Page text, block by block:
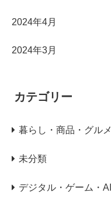
2024年4月
2024年3月
カテゴリー
暮らし・商品・グルメ
未分類
デジタル・ゲーム・AI